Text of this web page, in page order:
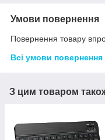
Умови повернення
Повернення товару
Всі умови повернення
З цим товаром